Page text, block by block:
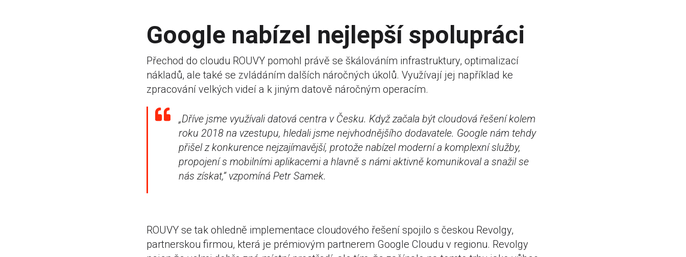
Google nabízel nejlepší spolupráci
Přechod do cloudu ROUVY pomohl právě se škálováním infrastruktury, optimalizací
nákladů, ale také se zvládáním dalších náročných úkolů. Využívají jej například ke
zpracování velkých videí a k jiným datově náročným operacím.
„Dříve jsme využívali datová centra v Česku. Když začala být cloudová řešení kolem
roku 2018 na vzestupu, hledali jsme nejvhodnějšího dodavatele. Google nám tehdy
přišel z konkurence nejzajímavější, protože nabízel moderní a komplexní služby,
propojení s mobilními aplikacemi a hlavně s námi aktivně komunikoval a snažil se
nás získat,“ vzpomíná Petr Samek.
ROUVY se tak ohledně implementace cloudového řešení spojilo s českou Revolgy,
partnerskou firmou, která je prémiovým partnerem Google Cloudu v regionu. Revolgy